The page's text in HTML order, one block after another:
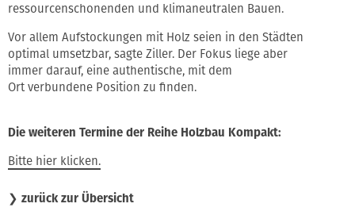
ressourcenschonenden und klimaneutralen Bauen.
Vor allem Aufstockungen mit Holz seien in den Städten
optimal umsetzbar, sagte Ziller. Der Fokus liege aber
immer darauf, eine authentische, mit dem
Ort verbundene Position zu finden.
Die weiteren Termine der Reihe Holzbau Kompakt:
Bitte hier klicken.
❯ zurück zur Übersicht